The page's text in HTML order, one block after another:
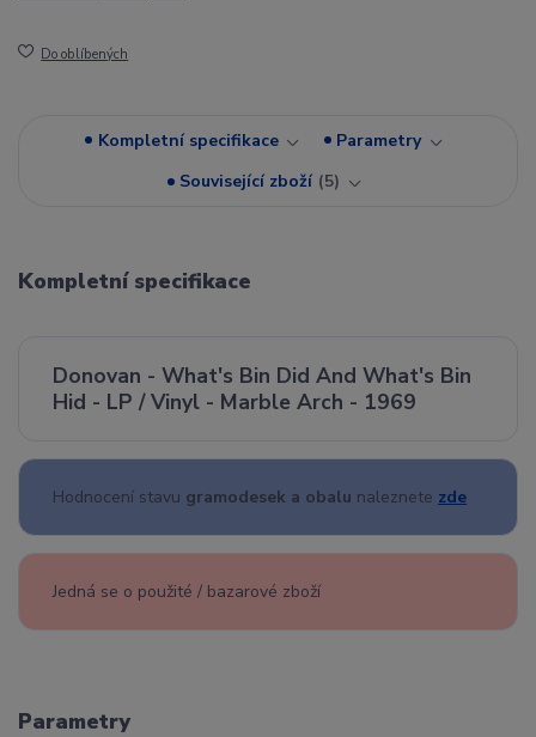
Do oblíbených
Kompletní specifikace
Parametry
Související zboží 5
Kompletní specifikace
Donovan - What's Bin Did And What's Bin
Hid - LP / Vinyl - Marble Arch - 1969
Hodnocení stavu gramodesek a obalu naleznete zde
Jedná se o použité / bazarové zboží
Parametry